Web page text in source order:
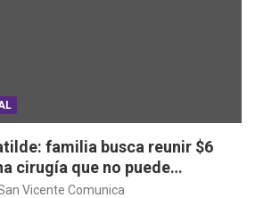
familia busca reunir $6
cirugía que no puede
Vicente Comunica